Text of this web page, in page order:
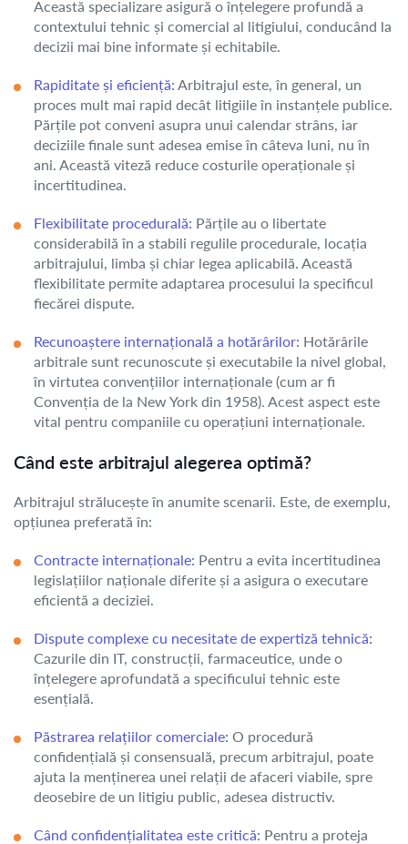
Această specializare asigură o înțelegere profundă a
contextului tehnic și comercial al litigiului, conducând la
decizii mai bine informate și echitabile.
Rapiditate și eficiență: Arbitrajul este, în general, un
proces mult mai rapid decât litigiile în instanțele publice.
Părțile pot conveni asupra unui calendar strâns, iar
deciziile finale sunt adesea emise în câteva luni, nu în
ani. Această viteză reduce costurile operaționale și
incertitudinea.
Flexibilitate procedurală: Părțile au o libertate
considerabilă în a stabili regulile procedurale, locația
arbitrajului, limba și chiar legea aplicabilă. Această
flexibilitate permite adaptarea procesului la specificul
fiecărei dispute.
Recunoaștere internațională a hotărârilor: Hotărârile
arbitrale sunt recunoscute și executabile la nivel global,
în virtutea convențiilor internaționale (cum ar fi
Convenția de la New York din 1958). Acest aspect este
vital pentru companiile cu operațiuni internaționale.
Când este arbitrajul alegerea optimă?
Arbitrajul strălucește în anumite scenarii. Este, de exemplu,
opțiunea preferată în:
Contracte internaționale: Pentru a evita incertitudinea
legislațiilor naționale diferite și a asigura o executare
eficientă a deciziei.
Dispute complexe cu necesitate de expertiză tehnică:
Cazurile din IT, construcții, farmaceutice, unde o
înțelegere aprofundată a specificului tehnic este
esențială.
Păstrarea relațiilor comerciale: O procedură
confidențială și consensuală, precum arbitrajul, poate
ajuta la menținerea unei relații de afaceri viabile, spre
deosebire de un litigiu public, adesea distructiv.
Când confidențialitatea este critică: Pentru a proteja